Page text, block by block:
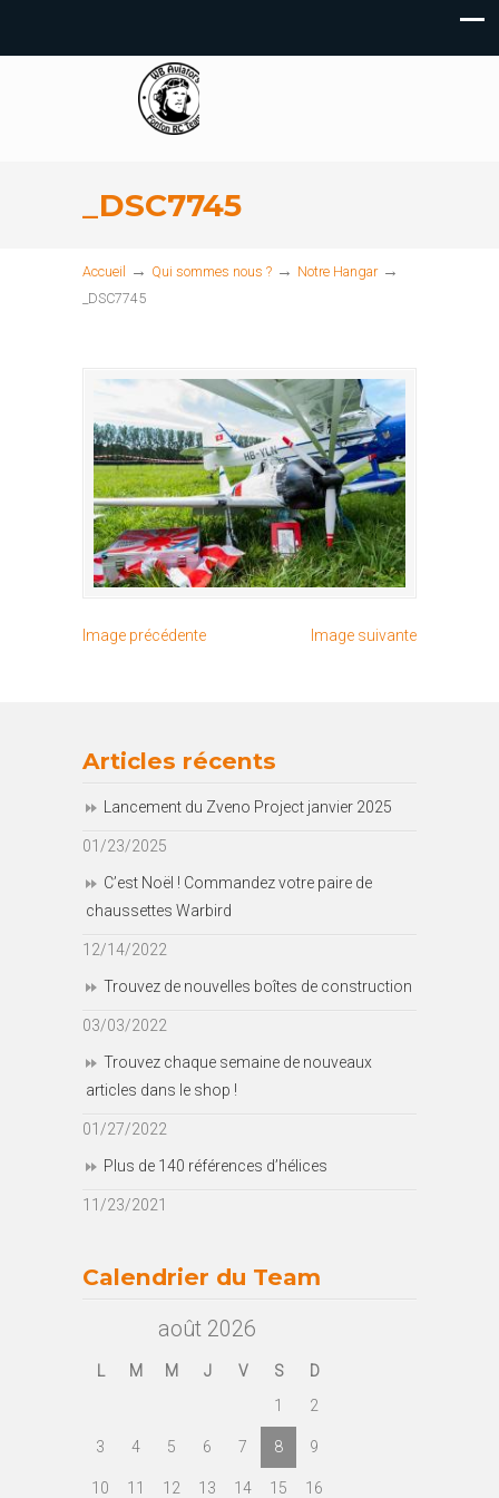
_DSC7745
Accueil → Qui sommes nous ? → Notre Hangar→
_DSC7745
Image précédente Image suivante
Articles récents
Lancement du Zveno Project janvier 2025
01/23/2025
C’est Noël ! Commandez votre paire de
chaussettes Warbird
12/14/2022
Trouvez de nouvelles boîtes de construction
03/03/2022
Trouvez chaque semaine de nouveaux
articles dans le shop !
01/27/2022
Plus de 140 références d’hélices
11/23/2021
Calendrier du Team
août 2026
L M M J V S
D
1
2
3 4 5 6 7 8 9
10 11 12 13 14 15 16